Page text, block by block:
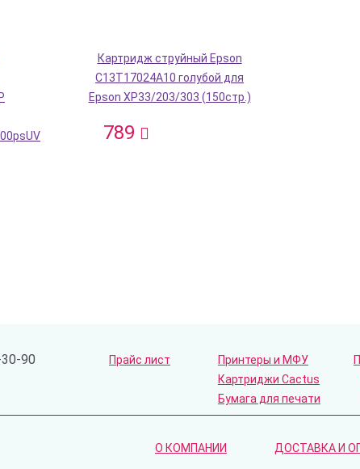
Картридж струйный Epson
C13T17024A10 голубой для
Epson XP33/203/303 (150стр.)
789
90 Прайс лист Принтеры и МФУ
Картриджи Cactus
Бумага для печати
О КОМПАНИИ ДОСТАВКА И